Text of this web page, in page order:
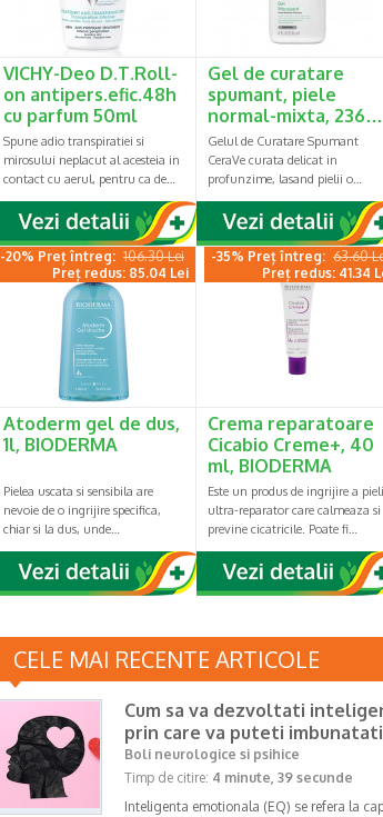
VICHY-Deo D.T.Roll-
on antipers.efic.48h
cu parfum 50ml
Spune adio transpiratiei si
mirosului neplacut al acesteia in
contact cu aerul, pentru ca de…
Gel de curatare
spumant, piele
normal-mixta, 236…
Gelul de Curatare Spumant
CeraVe curata delicat in
profunzime, lasand pielii o…
-20% Preț întreg: 106.30 Lei
Preț redus: 85.04 Lei
Atoderm gel de dus,
1l, BIODERMA
Pielea uscata si sensibila are
nevoie de o ingrijire specifica,
chiar si la dus, unde…
-35% Preț întreg: 63.60
Preț redus: 41.34
Crema reparatoare
Cicabio Creme+, 40
ml, BIODERMA
Este un produs de ingrijire a
ultra-reparator care calmeaza si
previne cicatricile. Poate fi…
CELE MAI RECENTE ARTICOLE
Cum sa va dezvoltati
prin care va puteti
Boli neurologice si psihice
Timp de citire: 4 minute, 39 secunde
Inteligenta emotionala (EQ) se refera la